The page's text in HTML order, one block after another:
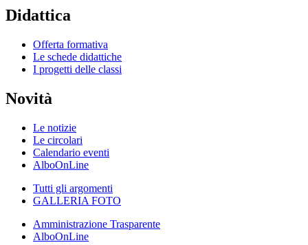
Didattica
Offerta formativa
Le schede didattiche
I progetti delle classi
Novità
Le notizie
Le circolari
Calendario eventi
AlboOnLine
Tutti gli argomenti
GALLERIA FOTO
Amministrazione Trasparente
AlboOnLine